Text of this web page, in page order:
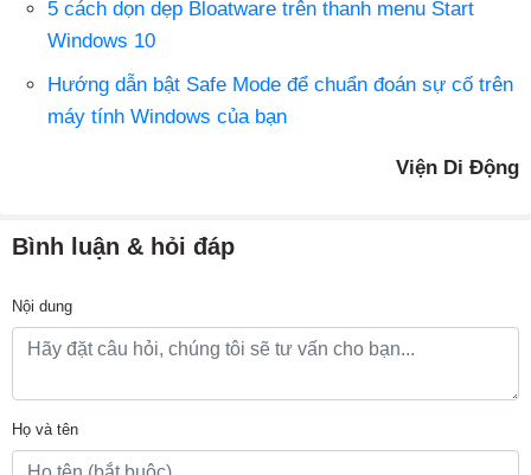
5 cách dọn dẹp Bloatware trên thanh menu Start
Windows 10
Hướng dẫn bật Safe Mode để chuẩn đoán sự cố trên
máy tính Windows của bạn
Viện Di Động
Bình luận & hỏi đáp
Nội dung
Họ và tên